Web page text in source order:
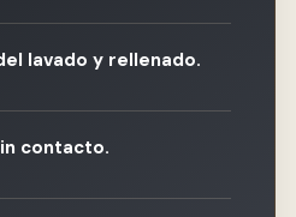
lavado y rellenado.
contacto.